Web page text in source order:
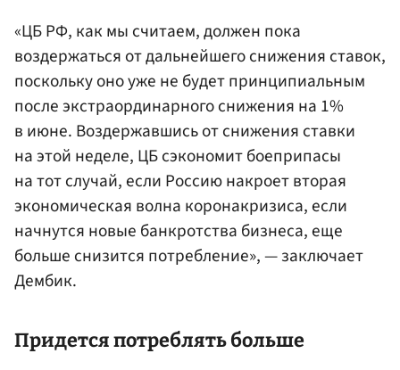
«ЦБ РФ, как мы считаем, должен пока
воздержаться от дальнейшего снижения ставок,
поскольку оно уже не будет принципиальным
после экстраординарного снижения на 1%
в июне. Воздержавшись от снижения ставки
на этой неделе, ЦБ сэкономит боеприпасы
на тот случай, если Россию накроет вторая
экономическая волна коронакризиса, если
начнутся новые банкротства бизнеса, еще
больше снизится потребление», — заключает
Дембик.
Придется потреблять больше